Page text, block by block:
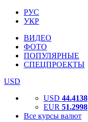
РУС
УКР
ВИДЕО
ФОТО
ПОПУЛЯРНЫЕ
СПЕЦПРОЕКТЫ
USD
USD 44.4138
EUR 51.2998
Все курсы валют